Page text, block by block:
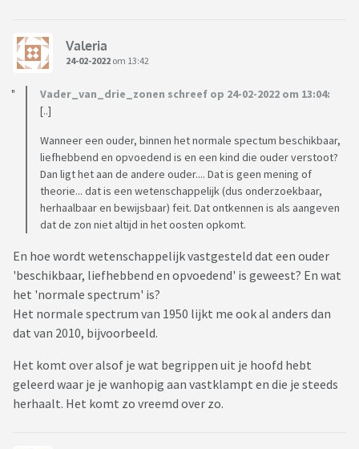
Valeria
24-02-2022 om 13:42
Vader_van_drie_zonen schreef op 24-02-2022 om 13:04:
[..]
Wanneer een ouder, binnen het normale spectum beschikbaar,
liefhebbend en opvoedend is en een kind die ouder verstoot?
Dan ligt het aan de andere ouder.... Dat is geen mening of
theorie... dat is een wetenschappelijk (dus onderzoekbaar,
herhaalbaar en bewijsbaar) feit. Dat ontkennen is als aangeven
dat de zon niet altijd in het oosten opkomt.
En hoe wordt wetenschappelijk vastgesteld dat een ouder
'beschikbaar, liefhebbend en opvoedend' is geweest? En wat
het 'normale spectrum' is?
Het normale spectrum van 1950 lijkt me ook al anders dan
dat van 2010, bijvoorbeeld.
Het komt over alsof je wat begrippen uit je hoofd hebt
geleerd waar je je wanhopig aan vastklampt en die je steeds
herhaalt. Het komt zo vreemd over zo.